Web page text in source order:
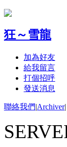
狂～雪龍
加為好友
給我留言
打個招呼
發送消息
聯絡我們|Archiver|